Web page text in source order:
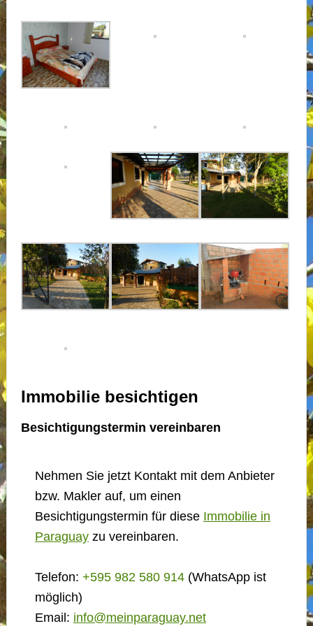
Immobilie besichtigen
Besichtigungstermin vereinbaren
Nehmen Sie jetzt Kontakt mit dem Anbieter
bzw. Makler auf, um einen
Besichtigungstermin für diese Immobilie in
Paraguayzu vereinbaren.
Telefon: +595 982 580 914(WhatsApp ist
möglich)
Email: info@meinparaguay.net